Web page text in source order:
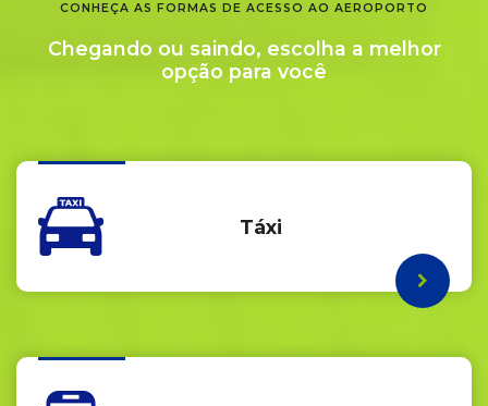
CONHEÇA AS FORMAS DE ACESSO AO AEROPORTO
Chegando ou saindo, escolha a melhor
opção para você
Táxi